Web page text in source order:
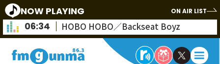
NOW PLAYING ON AIR LIST
06:34 HOBO HOBO／Backseat Boyz